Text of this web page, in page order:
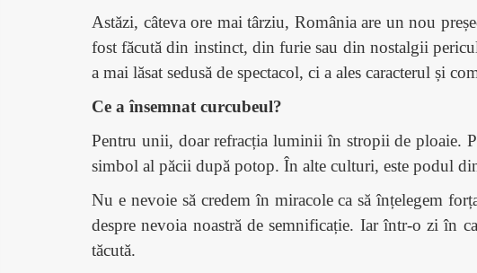
Astăzi, câteva ore mai târziu, România are un nou
fost făcută din instinct, din furie sau din nostalgii
a mai lăsat sedusă de spectacol, ci a ales caracterul și
Ce a însemnat curcubeul?
Pentru unii, doar refracția luminii în stropii de ploaie.
simbol al păcii după potop. În alte culturi, este podul
Nu e nevoie să credem în miracole ca să înțelegem
despre nevoia noastră de semnificație. Iar într-o zi în
tăcută.